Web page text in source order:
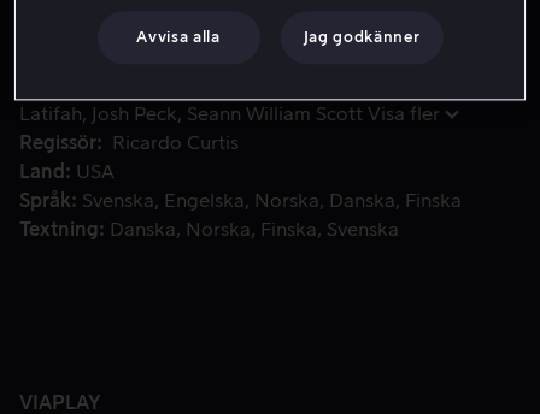
Latifah
Josh Peck Seann William Scott Visa fler
Regissör
Ricardo Curtis
Land
USA
Språk
Svenska Engelska Norska Danska
Finska
Textning
Danska Norska Finska Svenska
VIAPLAY
Avvisa alla Jag godkänner